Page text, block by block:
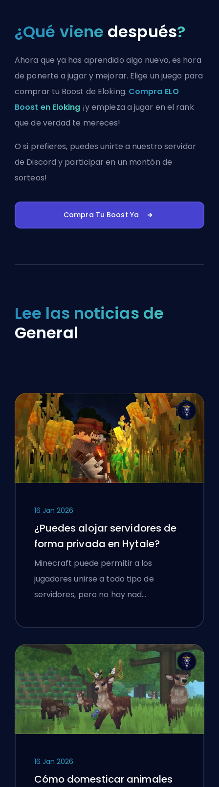
¿Qué viene después?
Ahora que ya has aprendido algo nuevo, es hora
de ponerte a jugar y mejorar. Elige un juego para
comprar tu Boost de Eloking. Compra ELO
Boost en Eloking ¡y empieza a jugar en el rank
que de verdad te mereces!
O si prefieres, puedesunirte a nuestro servidor
de Discord y participar en un montón de
sorteos!
Compra Tu Boost Ya
Lee las noticias de
General
16 Jan 2026
¿Puedes alojar servidores de
forma privada en Hytale?
Minecraft puede permitir a los
jugadores unirse a todo tipo de
servidores, pero no hay nad…
16 Jan 2026
Cómo domesticar animales